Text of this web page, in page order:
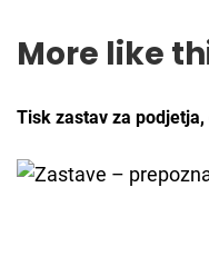
More like
Tisk zastav za